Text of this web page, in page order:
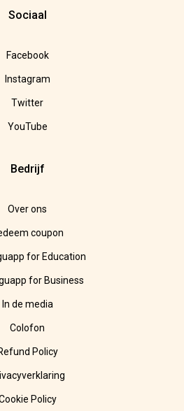
Sociaal
Facebook
Instagram
Twitter
YouTube
Bedrijf
Over ons
coupon
for Education
for Business
In de media
Colofon
Policy
Policy